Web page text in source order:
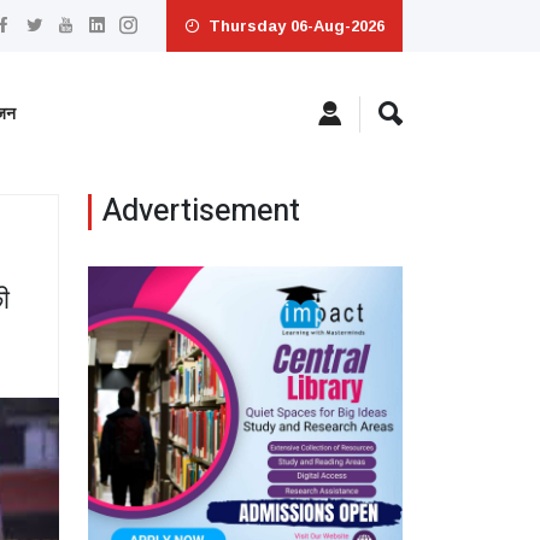
Thursday 06-Aug-2026
Advertisement